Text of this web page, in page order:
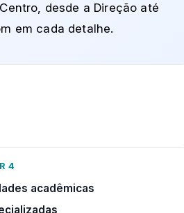
desde a Direção até
em cada detalhe.
4
acadêmicas